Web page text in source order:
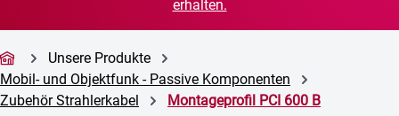
erhalten.
Unsere Produkte
Mobil- und Objektfunk - Passive Komponenten
Zubehör Strahlerkabel
Montageprofil PCI 600 B